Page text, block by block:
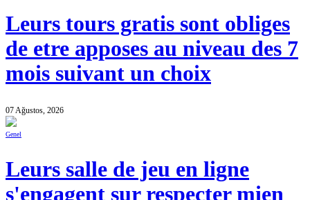
Leurs tours gratis sont obliges
de etre apposes au niveau des 7
mois suivant un choix
07 Ağustos, 2026
Genel
Leurs salle de jeu en ligne
s'engagent sur respecter mien